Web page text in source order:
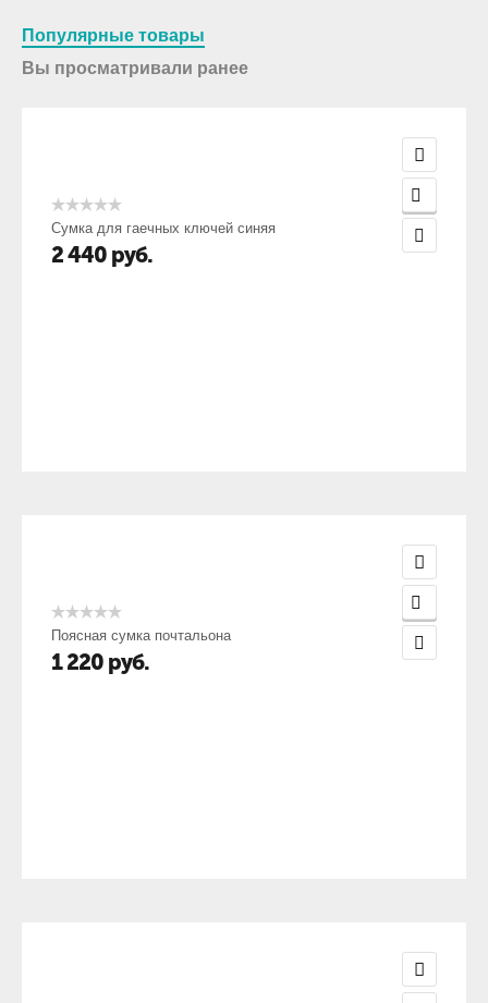
Популярные товары
Вы просматривали ранее
Сумка для гаечных ключей синяя
2 440 руб.
Поясная сумка почтальона
1 220 руб.